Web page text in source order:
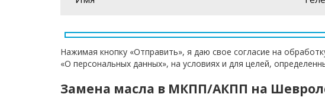
Нажимая кнопку «Отправить», я даю свое согласие на
«О персональных данных», на условиях и для целей,
Замена масла в МКПП/АКПП на